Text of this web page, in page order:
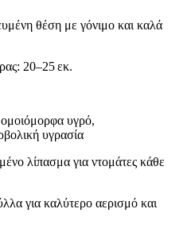
θέση με γόνιμο και καλά
20–25 εκ.
υγρό,
υγρασία
λίπασμα για ντομάτες κάθε
για καλύτερο αερισμό και